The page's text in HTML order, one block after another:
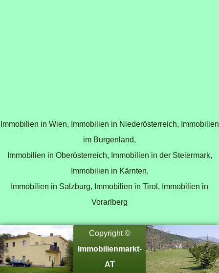
Immobilien in Wien, Immobilien in Niederösterreich, Immobilien
im Burgenland,
Immobilien in Oberösterreich, Immobilien in der Steiermark,
Immobilien in Kärnten,
Immobilien in Salzburg, Immobilien in Tirol, Immobilien in
Vorarlberg
Copyright ©
Immobilienmarkt-
AT